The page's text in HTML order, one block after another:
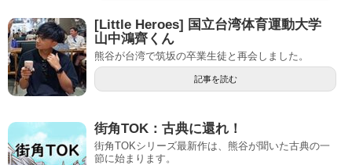
[Little Heroes] 国立台湾体育運動大学
山中鴻齊くん
熊谷が台湾で筑坂の卒業生徒と再会しました。
記事を読む
街角TOK：古典に還れ！
街角TOKシリーズ最新作は、熊谷が聞いた古典の一
節に始まります。